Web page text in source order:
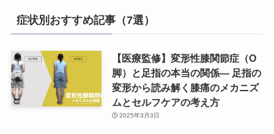
症状別おすすめ記事（7選）
【医療監修】変形性膝関節症（O
脚）と足指の本当の関係― 足指の
変形から読み解く膝痛のメカニズ
ムとセルフケアの考え方
2025年3月3日